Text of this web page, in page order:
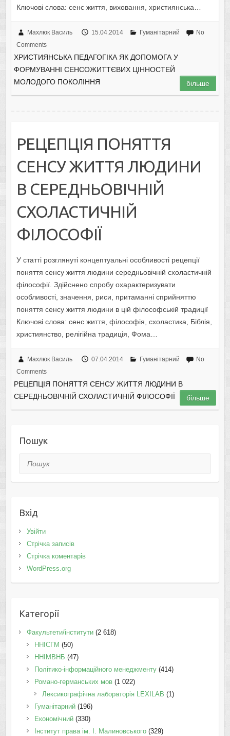
Ключові слова: сенс життя, виховання, християнська…
Махлюк Василь 15.04.2014 Гуманітарний
No
Comments
ХРИСТИЯНСЬКА ПЕДАГОГІКА ЯК ДОПОМОГА У
ФОРМУВАННІ СЕНСОЖИТТЄВИХ ЦІННОСТЕЙ
МОЛОДОГО ПОКОЛІННЯ
більше
РЕЦЕПЦІЯ ПОНЯТТЯ
СЕНСУ ЖИТТЯ ЛЮДИНИ
В СЕРЕДНЬОВІЧНІЙ
СХОЛАСТИЧНІЙ
ФІЛОСОФІЇ
У статті розглянуті концептуальні особливості рецепції
поняття сенсу життя людини середньовічній схоластичній
філософії. Здійснено спробу охарактеризувати
особливості, значення, риси, притаманні сприйняттю
поняття сенсу життя людини в цій філософській традиції
Ключові слова: сенс життя, філософія, схоластика, Біблія,
християнство, релігійна традиція, Фома…
Махлюк Василь 07.04.2014 Гуманітарний
No
Comments
РЕЦЕПЦІЯ ПОНЯТТЯ СЕНСУ ЖИТТЯ ЛЮДИНИ В
СЕРЕДНЬОВІЧНІЙ СХОЛАСТИЧНІЙ ФІЛОСОФІЇ
більше
Пошук
Пошук
Вхід
Увійти
Стрічка записів
Стрічка коментарів
WordPress.org
Категорії
Факультети/інститути(2 618)
ННІСГМ (50)
ННІМВНБ (47)
Політико-інформаційного менеджменту(414)
Романо-германських мов(1 022)
Лексикографічна лабораторія LEXILAB (1)
Гуманітарний(196)
Економічний(330)
Інститут права ім. І. Малиновського(329)